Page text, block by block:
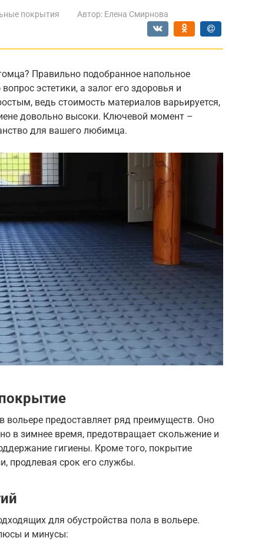
покрытия Автор: Елена Смирнова
Правильно подобранное напольное
эстетики, а залог его здоровья и
ведь стоимость материалов варьируется,
довольно высоки. Ключевой момент –
для вашего любимца.
вольере предоставляет ряд преимуществ. Оно
в зимнее время, предотвращает скольжение и
гигиены. Кроме того, покрытие
продлевая срок его службы.
для обустройства пола в вольере.
и минусы: